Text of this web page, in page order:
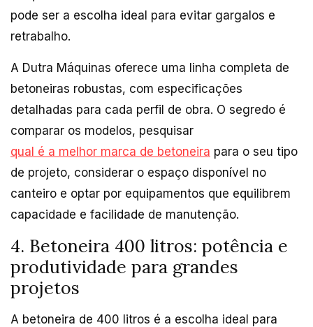
pode ser a escolha ideal para evitar gargalos e
retrabalho.
A Dutra Máquinas oferece uma linha completa de
betoneiras robustas, com especificações
detalhadas para cada perfil de obra. O segredo é
comparar os modelos, pesquisar
qual é a melhor marca de betoneira para o seu tipo
de projeto, considerar o espaço disponível no
canteiro e optar por equipamentos que equilibrem
capacidade e facilidade de manutenção.
4. Betoneira 400 litros: potência e
produtividade para grandes
projetos
A betoneira de 400 litros é a escolha ideal para